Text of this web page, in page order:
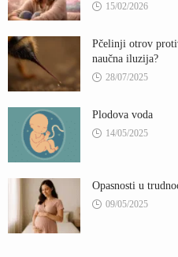
15/02/2026
Pčelinji otrov
naučna iluzija?
28/07/2025
Plodova voda
14/05/2025
Opasnosti u
09/05/2025